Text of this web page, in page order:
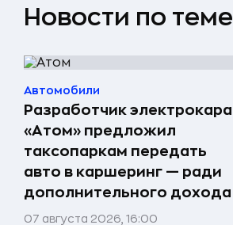
Новости по теме
Автомобили
Разработчик электрокара
«Атом» предложил
таксопаркам передать
авто в каршеринг — ради
дополнительного дохода
07 августа 2026, 16:00